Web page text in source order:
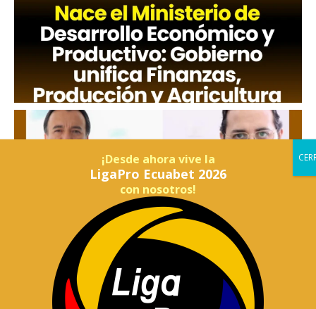
¡Desde ahora vive la
LigaPro Ecuabet 2026
con nosotros!